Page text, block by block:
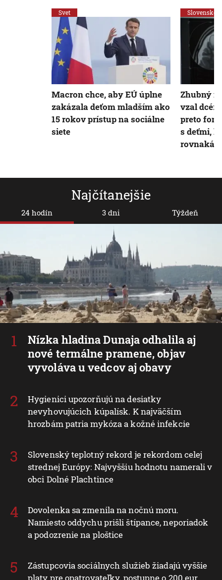
Najčítanejšie
24 hodín
Nízka hladina Dunaja odhalila aj
nové termálne pramene, objav
vyvoláva u vedcov aj obavy
Hygienici upozorňujú na desiatky
nevyhovujúcich kúpalísk. K najväčším
hrozbám patria mykóza a kožné infekcie
Slovenský teplotný rekord je rekordom celej
strednej Európy: Najvyššiu hodnotu namerali v
obci Dolné Plachtince
Dovolenka sa zmenila na nočnú moru.
Namiesto oddychu prišli štípance, neporiadok
a podozrenie na ploštice
Zástupcovia sociálnych služieb žiadajú vyššie
platy pre opatrovateľky, postupne o 200 eur
3 dni Týždeň
Svet
Macron chce, aby EÚ úplne
zakázala deťom mladším ako
15 rokov prístup na sociálne
siete
Slovensko
Zhubný
vzal
preto
s deťmi,
rovnaká